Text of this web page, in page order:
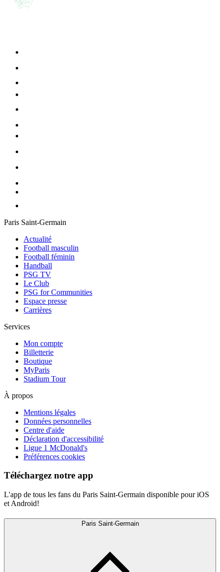
Paris Saint-Germain
Actualité
Football masculin
Football féminin
Handball
PSG TV
Le Club
PSG for Communities
Espace presse
Carrières
Services
Mon compte
Billetterie
Boutique
MyParis
Stadium Tour
À propos
Mentions légales
Données personnelles
Centre d'aide
Déclaration d'accessibilité
Ligue 1 McDonald's
Préférences cookies
Téléchargez notre app
L'app de tous les fans du Paris Saint-Germain disponible pour iOS
et Android!
Paris Saint-Germain